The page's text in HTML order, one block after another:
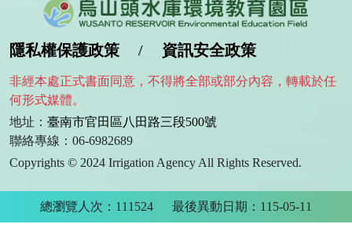
隱私權保護政策 / 資訊安全政策
非經本處正式書面同意，不得將全部或部分內容，轉載於任
何形式媒體。
地址： 臺南市官田區八田路三段500號
聯絡專線：06-6982689
Copyrights © 2024 Irrigation Agency All Rights Reserved.
總瀏覽人次：111524 最後異動日期：115-05-11